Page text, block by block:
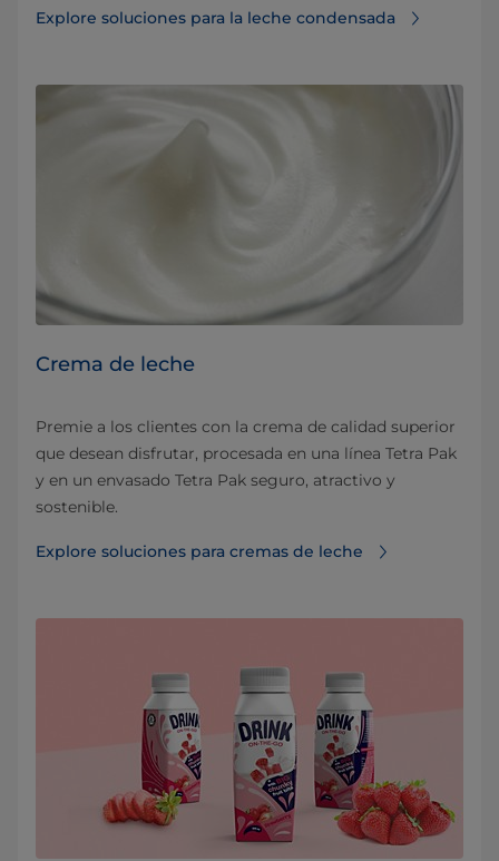
Explore soluciones para la leche condensada
Crema de leche
Premie a los clientes con la crema de calidad superior
que desean disfrutar, procesada en una línea Tetra Pak
y en un envasado Tetra Pak seguro, atractivo y
sostenible.
Explore soluciones para cremas de leche